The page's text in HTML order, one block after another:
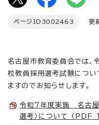
ページID 3002463 更
名古屋市教育委員会では
校教員採用選考試験につい
ますのでお知らせします。
令和7年度実施 名古屋
選考）について （